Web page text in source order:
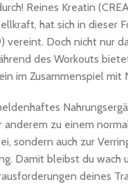
Reines Kreatin
hat sich in dieser
vereint. Doch nicht nur
des Workouts
im Zusammenspiel mit
anderem zu einem
sondern auch zur
Damit bleibst du wach
deines